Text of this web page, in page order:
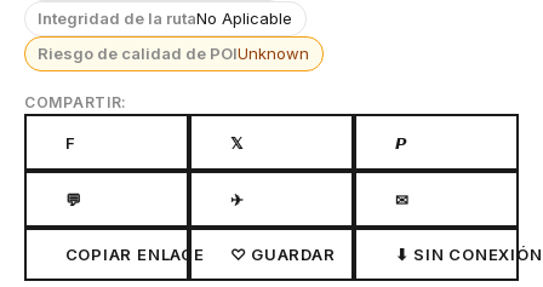
Integridad de la rutaNo Aplicable
Riesgo de calidad de POIUnknown
COMPARTIR:
F 𝕏 𝙋
💬 ✈ ✉
COPIAR ENLACE ♡ GUARDAR ⬇ SIN CONEXIÓN